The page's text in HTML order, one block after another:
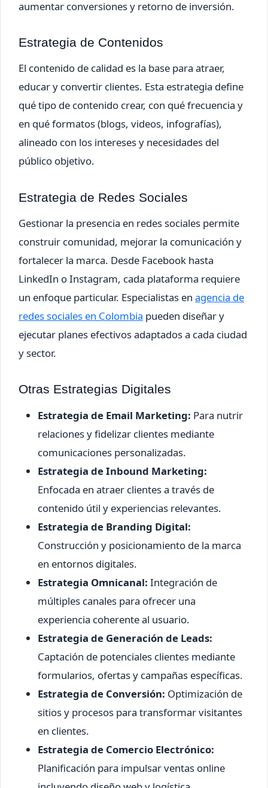
aumentar conversiones y retorno de inversión.
Estrategia de Contenidos
El contenido de calidad es la base para atraer,
educar y convertir clientes. Esta estrategia define
qué tipo de contenido crear, con qué frecuencia y
en qué formatos (blogs, videos, infografías),
alineado con los intereses y necesidades del
público objetivo.
Estrategia de Redes Sociales
Gestionar la presencia en redes sociales permite
construir comunidad, mejorar la comunicación y
fortalecer la marca. Desde Facebook hasta
LinkedIn o Instagram, cada plataforma requiere
un enfoque particular. Especialistas en agencia de
redes sociales en Colombia pueden diseñar y
ejecutar planes efectivos adaptados a cada ciudad
y sector.
Otras Estrategias Digitales
Estrategia de Email Marketing: Para nutrir
relaciones y fidelizar clientes mediante
comunicaciones personalizadas.
Estrategia de Inbound Marketing:
Enfocada en atraer clientes a través de
contenido útil y experiencias relevantes.
Estrategia de Branding Digital:
Construcción y posicionamiento de la marca
en entornos digitales.
Estrategia Omnicanal: Integración de
múltiples canales para ofrecer una
experiencia coherente al usuario.
Estrategia de Generación de Leads:
Captación de potenciales clientes mediante
formularios, ofertas y campañas específicas.
Estrategia de Conversión: Optimización de
sitios y procesos para transformar visitantes
en clientes.
Estrategia de Comercio Electrónico:
Planificación para impulsar ventas online